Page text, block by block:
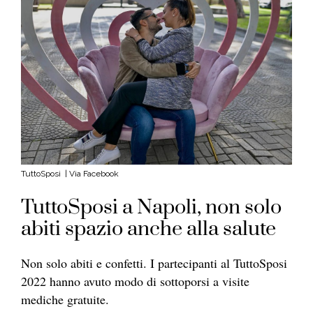
TuttoSposi | Via Facebook
TuttoSposi a Napoli, non solo
abiti spazio anche alla salute
Non solo abiti e confetti. I partecipanti al TuttoSposi
2022 hanno avuto modo di sottoporsi a visite
mediche gratuite.